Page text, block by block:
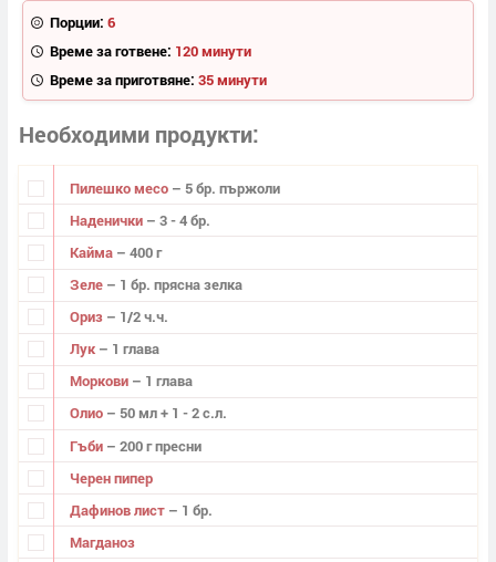
Порции: 6
Време за готвене: 120 минути
Време за приготвяне: 35 минути
Необходими продукти
Пилешко месо – 5 бр. пържоли
Наденички – 3 - 4 бр.
Кайма – 400 г
Зеле – 1 бр. прясна зелка
Ориз – 1/2 ч.ч.
Лук – 1 глава
Моркови – 1 глава
Олио – 50 мл + 1 - 2 с.л.
Гъби – 200 г пресни
Черен пипер
Дафинов лист – 1 бр.
Магданоз